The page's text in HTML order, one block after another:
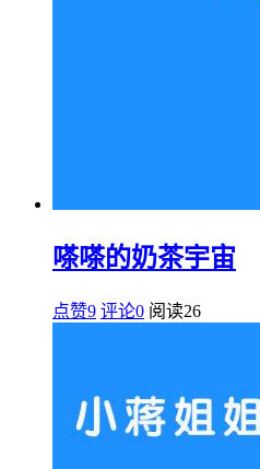
嗏嗏的奶茶宇宙
点赞9 评论0 阅读26